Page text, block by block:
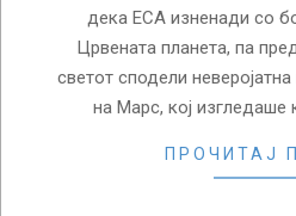
дека ЕСА изненади со
Црвената планета, па
светот сподели
на Марс, кој
ПРОЧИТАЈ